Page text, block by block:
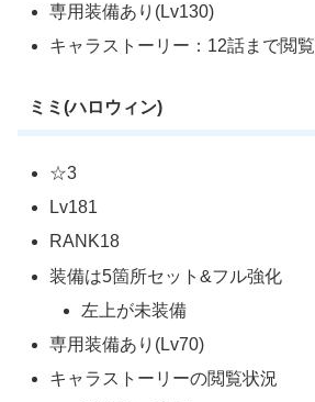
専用装備あり(Lv130)
キャラストーリー：12話まで閲覧
ミミ(ハロウィン)
☆3
Lv181
RANK18
装備は5箇所セット&フル強化
左上が未装備
専用装備あり(Lv70)
キャラストーリーの閲覧状況